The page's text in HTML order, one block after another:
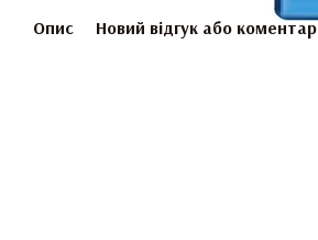
Опис Новий відгук або коментар